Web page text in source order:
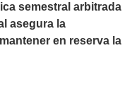
semestral arbitrada
asegura la
en reserva la